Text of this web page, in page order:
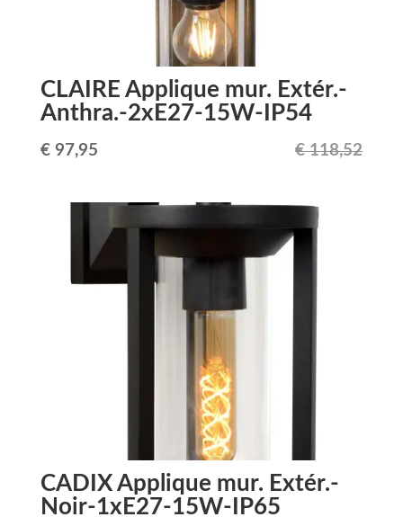
CLAIRE Applique mur. Extér.-
Anthra.-2xE27-15W-IP54
€118,52
Le
initial
€ 118,52.
€97,95Le
actuel
est :
CADIX Applique mur. Extér.-
Noir-1xE27-15W-IP65